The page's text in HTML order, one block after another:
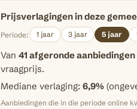
Prijsverlagingen in deze
Periode: 1 jaar 3 jaar 5 jaar
Van 41 afgeronde aanbiedingen
vraagprijs.
Mediane verlaging: 6,9%
Aanbiedingen die in die periode online